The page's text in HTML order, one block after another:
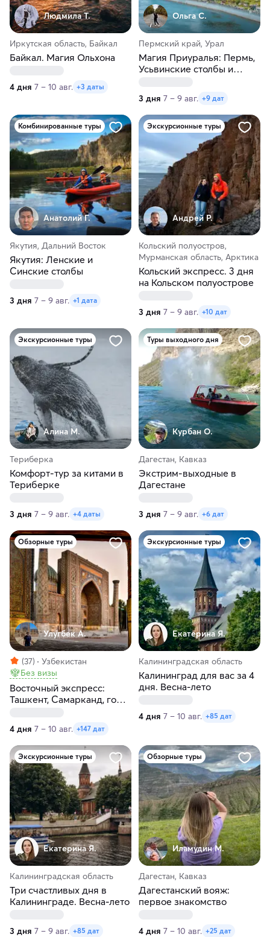
Людмила Т.
Иркутская область, Байкал
Байкал. Магия Ольхона
4 дня 7 – 10 авг. +3 даты
Ольга С.
Пермский край, Урал
Магия Приуралья: Пермь,
Усьвинские столбы и
3 дня 7 – 9 авг. +9 дат
Комбинированные туры
Анатолий Г.
Якутия, Дальний Восток
Якутия: Ленские и
Синские столбы
3 дня 7 – 9 авг. +1 дата
Экскурсионные туры
Андрей Р.
Кольский полуостров,
Мурманская область, Арктика
Кольский экспресс. 3 дня
на Кольском полуострове
3 дня 7 – 9 авг. +10 дат
Экскурсионные туры
Алина М.
Териберка
Комфорт-тур за китами в
Териберке
3 дня 7 – 9 авг. +4 даты
Туры выходного дня
Курбан О.
Дагестан, Кавказ
Экстрим-выходные в
Дагестане
3 дня 7 – 9 авг. +6 дат
Обзорные туры
Улугбек А.
(37)
Узбекистан
Без визы
Восточный экспресс:
Ташкент, Самарканд, горы,
4 дня 7 – 10 авг. +147 дат
Экскурсионные туры
Екатерина Я.
Калининградская область
Калининград для вас за 4
дня. Весна-лето
4 дня 7 – 10 авг. +85 дат
Экскурсионные туры
Екатерина Я.
Калининградская область
Три счастливых дня в
Калининграде. Весна-лето
3 дня 7 – 9 авг. +85 дат
Обзорные туры
Иламудин М.
Дагестан, Кавказ
Дагестанский вояж:
первое знакомство
4 дня 7 – 10 авг. +25 дат